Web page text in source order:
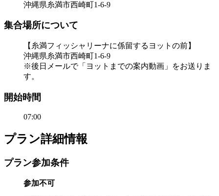
沖縄県糸満市西崎町1-6-9
集合場所について
【糸満フィッシャリーナに係留するヨットの前】
沖縄県糸満市西崎町1-6-9
※後日メールで「ヨットまでの案内動画」をお送りま
す。
開始時間
07:00
プラン詳細情報
プラン参加条件
参加不可